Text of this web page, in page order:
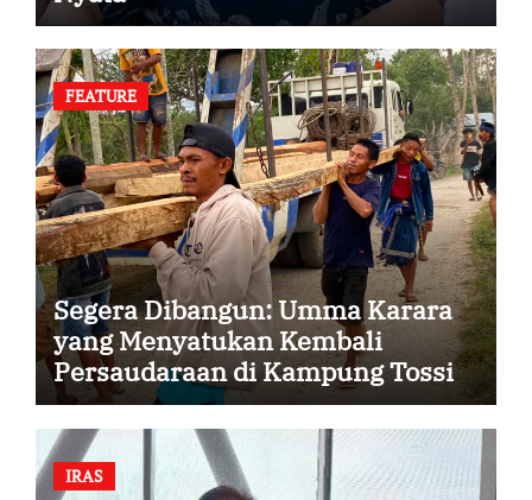
FEATURE
Segera Dibangun: Umma Karara
yang Menyatukan Kembali
Persaudaraan di Kampung Tossi
IRAS